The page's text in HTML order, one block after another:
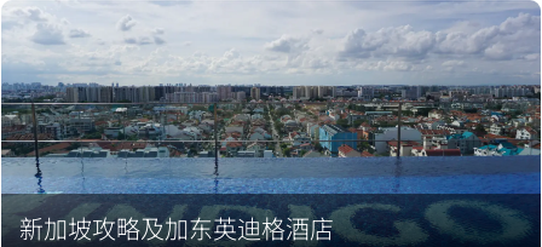
新加坡攻略及加东英迪格酒店